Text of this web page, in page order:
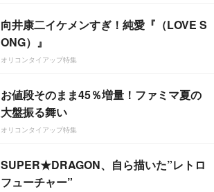
向井康二イケメンすぎ！純愛『（LOVE S
ONG）』
オリコンタイアップ特集
お値段そのまま45％増量！ファミマ夏の
大盤振る舞い
オリコンタイアップ特集
SUPER★DRAGON、自ら描いた”レトロ
フューチャー”